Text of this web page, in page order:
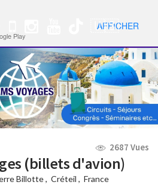
🇺🇸 Nav
2687 Vues
(billets d'avion)
Billotte, Créteil , France
Play
AFFICHER